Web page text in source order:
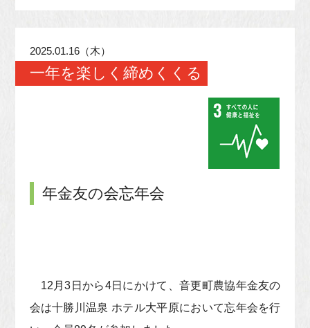
2025.01.16（木）
一年を楽しく締めくくる
年金友の会忘年会
12月3日から4日にかけて、音更町農協年金友の
会は十勝川温泉 ホテル大平原において忘年会を行